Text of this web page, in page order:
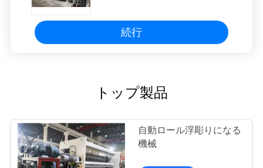
続行
トップ製品
自動ロール浮彫りになる
機械